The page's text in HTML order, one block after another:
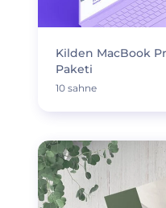
Kilden MacBook
Paketi
10 sahne